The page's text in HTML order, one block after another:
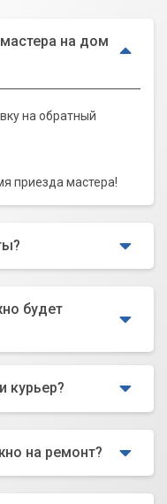
на дом
на обратный
приезда мастера!
будет
курьер?
на ремонт?